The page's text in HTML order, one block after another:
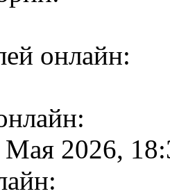
онлайн:
Мая 2026,